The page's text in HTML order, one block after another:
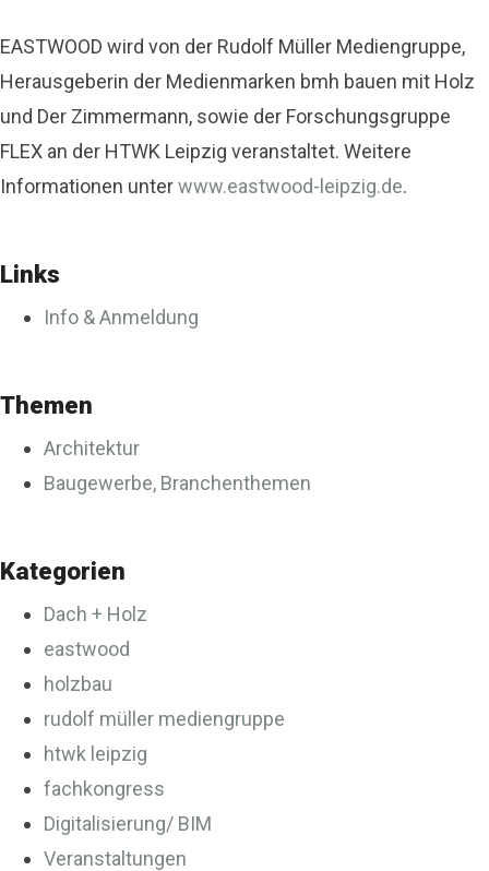
EASTWOOD wird von der Rudolf Müller Mediengruppe,
Herausgeberin der Medienmarken bmh bauen mit Holz
und Der Zimmermann, sowie der Forschungsgruppe
FLEX an der HTWK Leipzig veranstaltet. Weitere
Informationen unterwww.eastwood-leipzig.de.
Links
Info & Anmeldung
Themen
Architektur
Baugewerbe, Branchenthemen
Kategorien
Dach + Holz
eastwood
holzbau
rudolf müller mediengruppe
htwk leipzig
fachkongress
Digitalisierung/ BIM
Veranstaltungen